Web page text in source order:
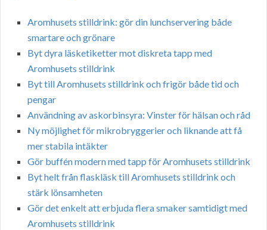
Aromhusets stilldrink: gör din lunchservering både
smartare och grönare
Byt dyra läsketiketter mot diskreta tapp med
Aromhusets stilldrink
Byt till Aromhusets stilldrink och frigör både tid och
pengar
Användning av askorbinsyra: Vinster för hälsan och råd
Ny möjlighet för mikrobryggerier och liknande att få
mer stabila intäkter
Gör buffén modern med tapp för Aromhusets stilldrink
Byt helt från flaskläsk till Aromhusets stilldrink och
stärk lönsamheten
Gör det enkelt att erbjuda flera smaker samtidigt med
Aromhusets stilldrink